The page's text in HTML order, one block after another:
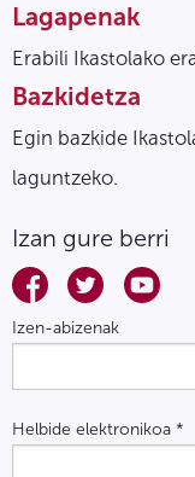
Lagapenak
Erabili Ikastolako
Bazkidetza
Egin bazkide
laguntzeko.
Izan gure berri
Izen-abizenak
Helbide elektronikoa *